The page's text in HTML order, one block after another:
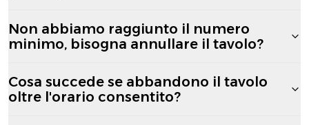
Non abbiamo raggiunto il numero
minimo, bisogna annullare il tavolo?
Cosa succede se abbandono il tavolo
oltre l'orario consentito?